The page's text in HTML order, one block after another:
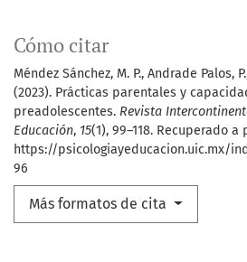
Cómo citar
Méndez Sánchez, M. P., Andrade Palos,
(2023). Prácticas parentales y
preadolescentes. Revista
Educación, 15(1), 99–118. Recuperado
https://psicologiayeducacion.uic.mx/
96
Más formatos de cita